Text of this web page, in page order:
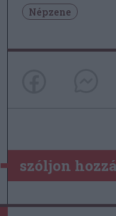
Népzene
szóljon